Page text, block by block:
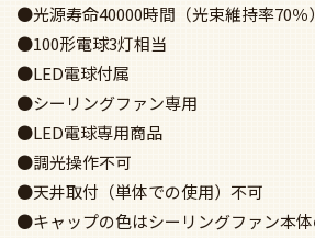
●光源寿命40000時間（光束維持率70％）
●100形電球3灯相当
●LED電球付属
●シーリングファン専用
●LED電球専用商品
●調光操作不可
●天井取付（単体での使用）不可
●キャップの色はシーリングファン本